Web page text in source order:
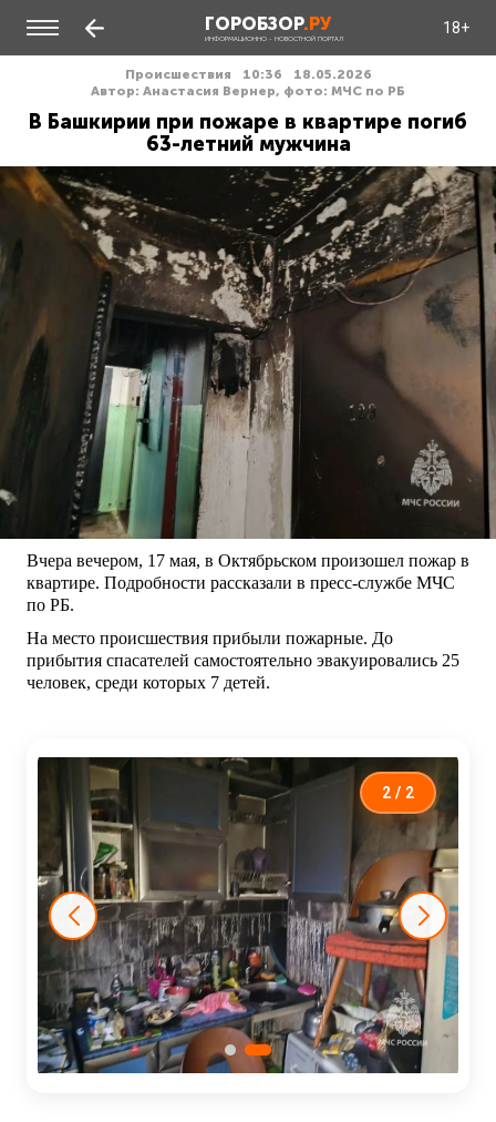
ГОРОБЗОР.РУ
ИНФОРМАЦИОННО - НОВОСТНОЙ ПОРТАЛ
18+
Происшествия 10:36
18.05.2026
Автор: Анастасия Вернер, фото: МЧС по РБ
В Башкирии при пожаре в квартире погиб
63-летний мужчина
Вчера вечером, 17 мая, в Октябрьском произошел пожар в
квартире. Подробности рассказали в пресс-службе МЧС
по РБ.
На место происшествия прибыли пожарные. До
прибытия спасателей самостоятельно эвакуировались 25
человек, среди которых 7 детей.
2 / 2